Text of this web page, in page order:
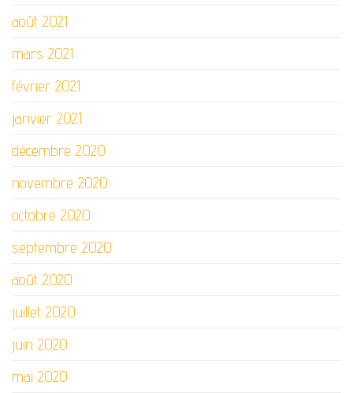
août 2021
mars 2021
février 2021
janvier 2021
décembre 2020
novembre 2020
octobre 2020
septembre 2020
août 2020
juillet 2020
juin 2020
mai 2020